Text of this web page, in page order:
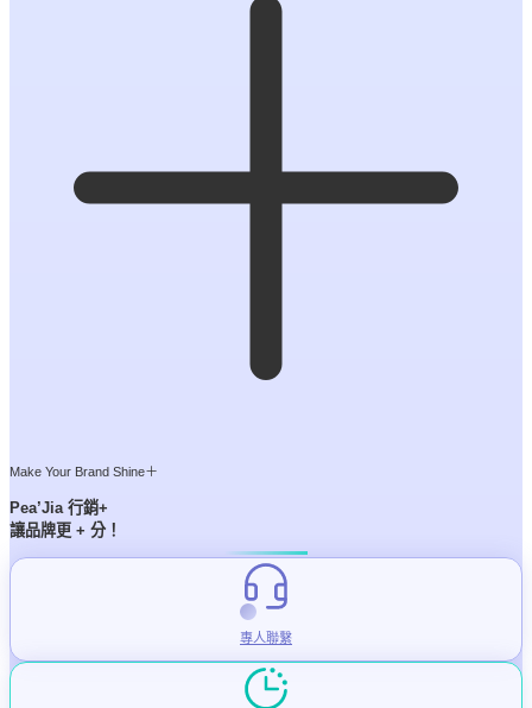
Make Your Brand Shine＋
Pea’Jia行銷+
讓品牌更 + 分！
專人聯繫